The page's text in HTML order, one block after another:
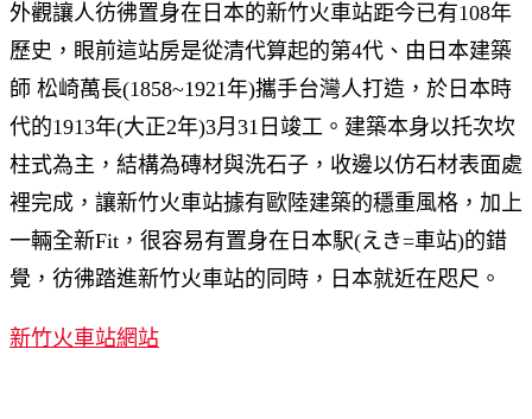
外觀讓人彷彿置身在日本的新竹火車站距今已有108年
歷史，眼前這站房是從清代算起的第4代、由日本建築
師 松崎萬長(1858~1921年)攜手台灣人打造，於日本時
代的1913年(大正2年)3月31日竣工。建築本身以托次坎
柱式為主，結構為磚材與洗石子，收邊以仿石材表面處
裡完成，讓新竹火車站據有歐陸建築的穩重風格，加上
一輛全新Fit，很容易有置身在日本駅(えき=車站)的錯
覺，彷彿踏進新竹火車站的同時，日本就近在咫尺。
新竹火車站網站